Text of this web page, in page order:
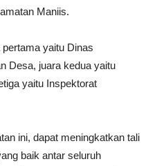
Maniis.
yaitu Dinas
Desa, juara kedua yaitu
yaitu Inspektorat
ini, dapat meningkatkan tali
baik antar seluruh